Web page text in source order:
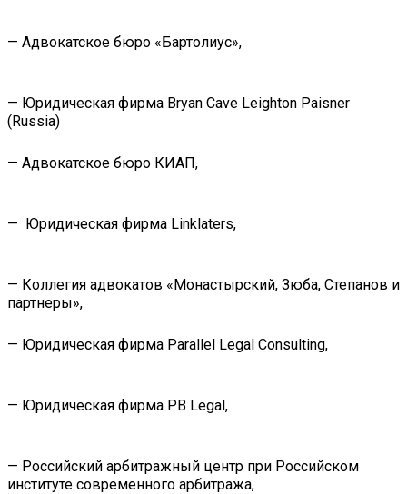
— Адвокатское бюро «Бартолиус»,
— Юридическая фирма Bryan Cave Leighton Paisner
(Russia)
— Адвокатское бюро КИАП,
— Юридическая фирма Linklaters,
— Коллегия адвокатов «Монастырский, Зюба, Степанов и
партнеры»,
— Юридическая фирма Parallel Legal Consulting,
— Юридическая фирма PB Legal,
— Российский арбитражный центр при Российском
институте современного арбитража,